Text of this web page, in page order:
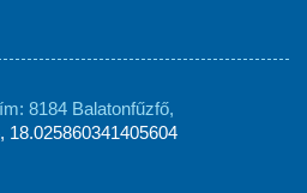
8184 Balatonfűzfő,
18.025860341405604